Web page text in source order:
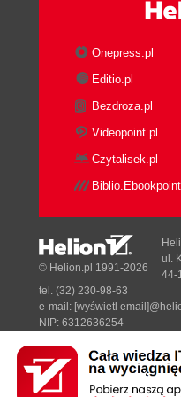
Użycie sterownika
Drukowanie z
(61)
Zmiana opcji
Osadzanie
Rozdział 6.
Distiller (65)
Tworzenie plików
Uruchamianie
Konwersja pliku
(68)
Ustawienia
Ustawienia
Karta Compression
Karty Font
Określanie
Automatyczna
Onepress.pl
Editio.pl
Bezdroza.pl
Videopoint.pl
Czytalisek.pl
Designed with ♥ byTonik.pl
© Helion.pl 1991-2026
ul.
44-
tel. (32) 230-98-63
e-mail: [wyświetl
NIP: 6312636254